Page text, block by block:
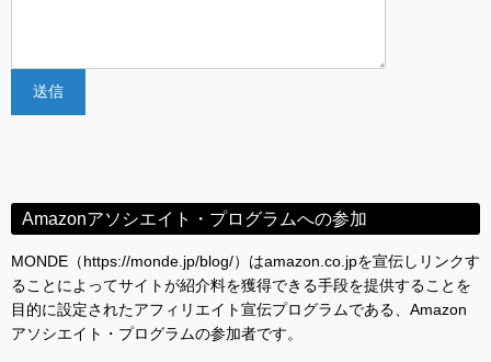
Amazonアソシエイト・プログラムへの参加
MONDE（https://monde.jp/blog/）はamazon.co.jpを宣伝しリンクす
ることによってサイトが紹介料を獲得できる手段を提供することを
目的に設定されたアフィリエイト宣伝プログラムである、Amazon
アソシエイト・プログラムの参加者です。